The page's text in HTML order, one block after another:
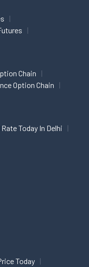
Chain
Option Chain
Rate Today In Delhi
Today